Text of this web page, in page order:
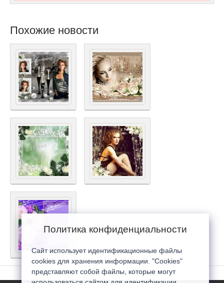
Похожие новости
Политика конфиденциальности
Сайт использует идентификационные файлы
cookies для хранения информации. "Cookies"
представляют собой файлы, которые могут